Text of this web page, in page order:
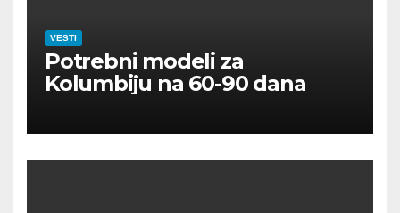
VESTI
Potrebni modeli za
Kolumbiju na 60-90 dana